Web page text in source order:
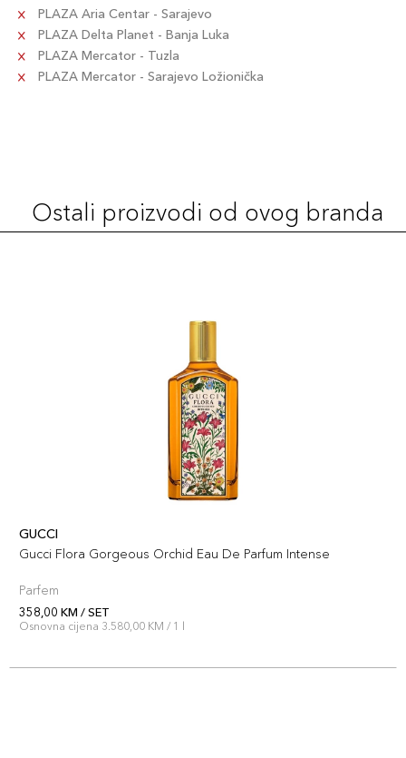
PLAZA Aria Centar - Sarajevo
PLAZA Delta Planet - Banja Luka
PLAZA Mercator - Tuzla
PLAZA Mercator - Sarajevo Ložionička
Ostali proizvodi od ovog branda
GUCCI
Gucci Flora Gorgeous Orchid Eau De Parfum Intense
Parfem
358,00 KM / SET
Osnovna cijena 3.580,00 KM / 1 l